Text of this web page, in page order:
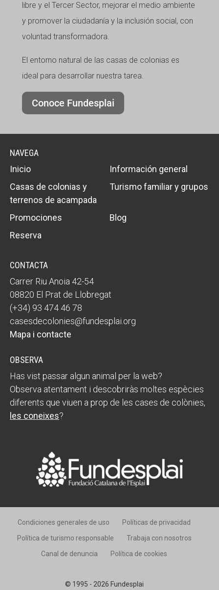
libre y el Tercer Sector, mejorar el medio ambiente
y promover la ciudadanía y la inclusión social, con
voluntad transformadora.
El entorno natural de las casas de colonias es
ideal para desarrollar nuestra tarea.
Conoce Fundesplai
NAVEGA
Inicio
Información general
Casas de colonias y
terrenos de acampada
Turismo familiar y grupos
Promociones
Blog
Reserva
CONTACTA
Carrer Riu Anoia 42-54
08820 El Prat de Llobregat
(+34) 93 474 46 78
casesdecolonies@fundesplai.org
Mapa i contacte
OBSERVA
Has vist passar algun animal per la web?
Observa atentament i descobriràs moltes espècies
diferents que viuen a prop de les cases de colònies,
les coneixes?
© 1995 - 2026 Fundesplai
Condiciones generales de uso
Políticas de privacidad
Política de turismo responsable
Trabaja con nosotros
Canal de denuncia
Política de cookies